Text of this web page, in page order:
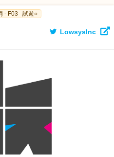
- F03 試遊○
LowsysInc